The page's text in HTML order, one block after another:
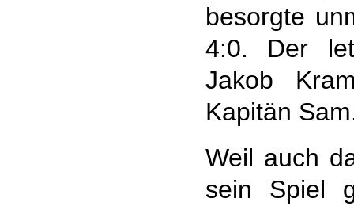
besorgte
4:0. Der
Jakob
Kapitän
Weil auch
sein Spiel